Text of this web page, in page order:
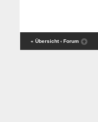
« Übersicht ‹ Forum